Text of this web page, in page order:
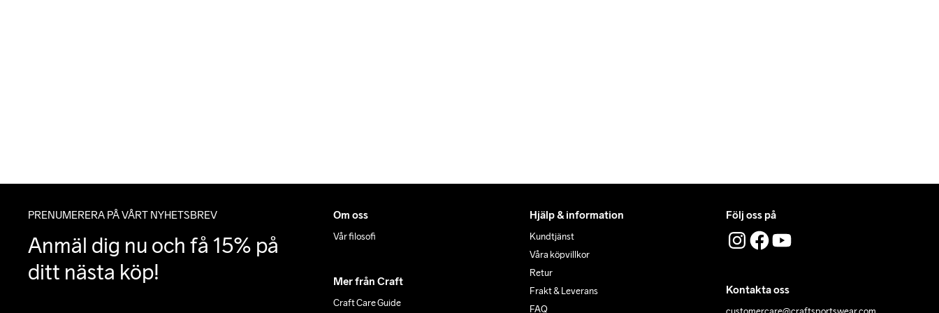
PRENUMERERA PÅ VÅRT NYHETSBREV
Anmäl dig nu och få 15% på
ditt nästa köp!
Om oss
Vår filosofi
Mer från Craft
Craft Care Guide
Hjälp & information
Kundtjänst
Våra köpvillkor
Retur
Frakt & Leverans
FAQ
Följ oss på
Kontakta oss